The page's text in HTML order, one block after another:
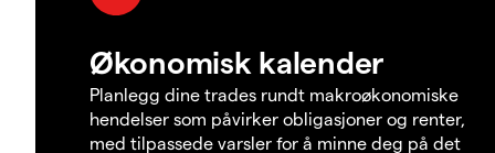
Økonomisk kalender
Planlegg dine trades rundt makroøkonomiske
hendelser som påvirker obligasjoner og renter,
med tilpassede varsler for å minne deg på det